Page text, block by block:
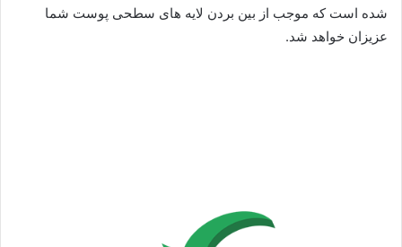
شده است که موجب از بین بردن لایه های سطحی پوست شما
عزیزان خواهد شد.